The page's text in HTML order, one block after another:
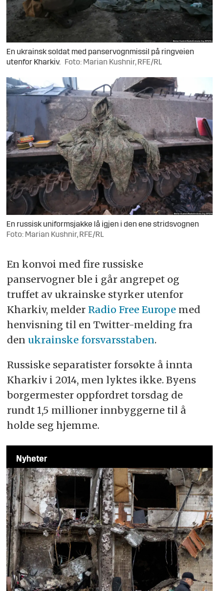
En ukrainsk soldat med panservognmissil på ringveien
utenfor Kharkiv.
Foto: Marian Kushnir, RFE/RL
En russisk uniformsjakke lå igjen i den ene stridsvognen
Foto: Marian Kushnir, RFE/RL
En konvoi med fire russiske
panservogner ble i går angrepet og
truffet av ukrainske styrker utenfor
Kharkiv, melder Radio Free Europemed
henvisning til en Twitter-melding fra
den ukrainske forsvarsstaben.
Russiske separatister forsøkte å innta
Kharkiv i 2014, men lyktes ikke. Byens
borgermester oppfordret torsdag de
rundt 1,5 millioner innbyggerne til å
holde seg hjemme.
Nyheter